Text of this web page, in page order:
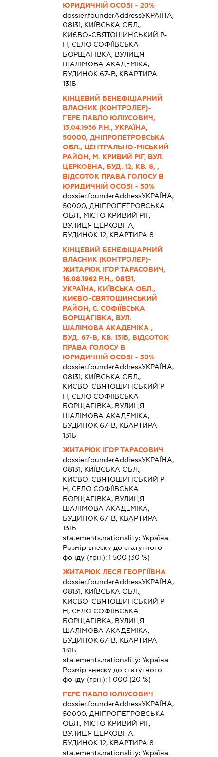
ЮРИДИЧНІЙ ОСОБІ - 20%
dossier.founderAddressУКРАЇНА,
08131, КИЇВСЬКА ОБЛ.,
КИЄВО-СВЯТОШИНСЬКИЙ Р-
Н, СЕЛО СОФІЇВСЬКА
БОРЩАГІВКА, ВУЛИЦЯ
ШАЛІМОВА АКАДЕМІКА,
БУДИНОК 67-В, КВАРТИРА
131Б
КІНЦЕВИЙ БЕНЕФІЦІАРНИЙ
ВЛАСНИК (КОНТРОЛЕР)-
ГЕРЕ ПАВЛО ЮЛІУСОВИЧ,
13.04.1956 Р.Н., УКРАЇНА,
50000, ДНІПРОПЕТРОВСЬКА
ОБЛ., ЦЕНТРАЛЬНО-МІСЬКИЙ
РАЙОН, М. КРИВИЙ РІГ, ВУЛ.
ЦЕРКОВНА, БУД. 12, КВ. 8, ,
ВІДСОТОК ПРАВА ГОЛОСУ В
ЮРИДИЧНІЙ ОСОБІ - 50%
dossier.founderAddressУКРАЇНА,
50000, ДНІПРОПЕТРОВСЬКА
ОБЛ., МІСТО КРИВИЙ РІГ,
ВУЛИЦЯ ЦЕРКОВНА,
БУДИНОК 12, КВАРТИРА 8
КІНЦЕВИЙ БЕНЕФІЦІАРНИЙ
ВЛАСНИК (КОНТРОЛЕР)-
ЖИТАРЮК ІГОР ТАРАСОВИЧ,
16.08.1962 Р.Н., 08131,
УКРАЇНА, КИЇВСЬКА ОБЛ.,
КИЄВО-СВЯТОШИНСЬКИЙ
РАЙОН, С. СОФІЇВСЬКА
БОРЩАГІВКА, ВУЛ.
ШАЛІМОВА АКАДЕМІКА ,
БУД. 67-В, КВ. 131Б, ВІДСОТОК
ПРАВА ГОЛОСУ В
ЮРИДИЧНІЙ ОСОБІ - 30%
dossier.founderAddressУКРАЇНА,
08131, КИЇВСЬКА ОБЛ.,
КИЄВО-СВЯТОШИНСЬКИЙ Р-
Н, СЕЛО СОФІЇВСЬКА
БОРЩАГІВКА, ВУЛИЦЯ
ШАЛІМОВА АКАДЕМІКА,
БУДИНОК 67-В, КВАРТИРА
131Б
ЖИТАРЮК ІГОР ТАРАСОВИЧ
dossier.founderAddressУКРАЇНА,
08131, КИЇВСЬКА ОБЛ.,
КИЄВО-СВЯТОШИНСЬКИЙ Р-
Н, СЕЛО СОФІЇВСЬКА
БОРЩАГІВКА, ВУЛИЦЯ
ШАЛІМОВА АКАДЕМІКА,
БУДИНОК 67-В, КВАРТИРА
131Б
statements.nationality: Україна
Розмір внеску до статутного
фонду (грн.): 1 500 (30 %)
ЖИТАРЮК ЛЕСЯ ГЕОРГІЇВНА
dossier.founderAddressУКРАЇНА,
08131, КИЇВСЬКА ОБЛ.,
КИЄВО-СВЯТОШИНСЬКИЙ Р-
Н, СЕЛО СОФІЇВСЬКА
БОРЩАГІВКА, ВУЛИЦЯ
ШАЛІМОВА АКАДЕМІКА,
БУДИНОК 67-В, КВАРТИРА
131Б
statements.nationality: Україна
Розмір внеску до статутного
фонду (грн.): 1 000 (20 %)
ГЕРЕ ПАВЛО ЮЛІУСОВИЧ
dossier.founderAddressУКРАЇНА,
50000, ДНІПРОПЕТРОВСЬКА
ОБЛ., МІСТО КРИВИЙ РІГ,
ВУЛИЦЯ ЦЕРКОВНА,
БУДИНОК 12, КВАРТИРА 8
statements.nationality: Україна